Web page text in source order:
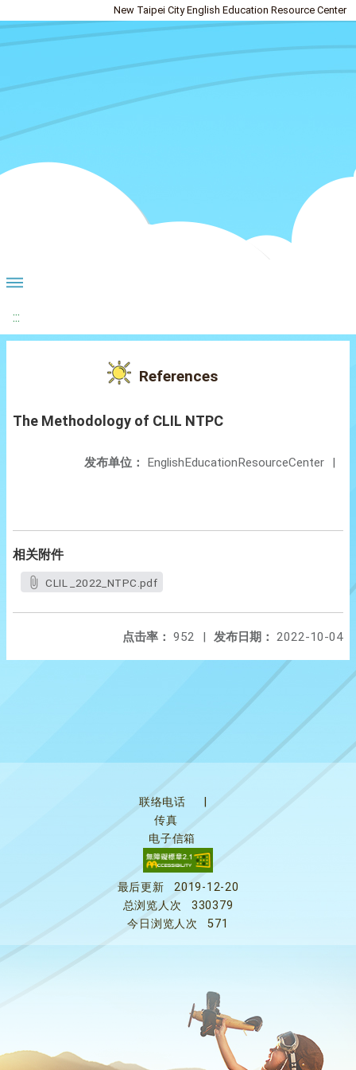
New Taipei City English Education Resource Center
:::
References
The Methodology of CLIL NTPC
发布单位： EnglishEducationResourceCenter |
相关附件
CLIL _2022_NTPC.pdf
发布日期： 2022-10-04
点击率： 952 |
联络电话
传真
电子信箱
最后更新
2019-12-20
总浏览人次
330379
今日浏览人次
571